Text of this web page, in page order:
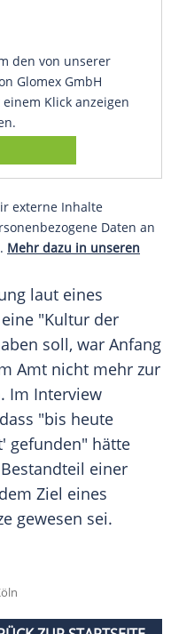
den von unserer
Glomex GmbH
Klick anzeigen
externe Inhalte
Daten an
Mehr dazu in unseren
laut eines
"Kultur der
soll, war Anfang
Amt nicht mehr zur
Im Interview
"bis heute
gefunden" hätte
einer
Ziel eines
gewesen sei.